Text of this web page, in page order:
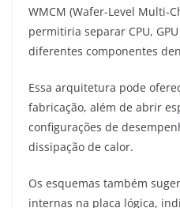
WMCM (Wafer-Level Multi-
permitiria separar CPU,
diferentes componentes
Essa arquitetura pode
fabricação, além de abrir
configurações de
dissipação de calor.
Os esquemas também
internas na placa lógica,